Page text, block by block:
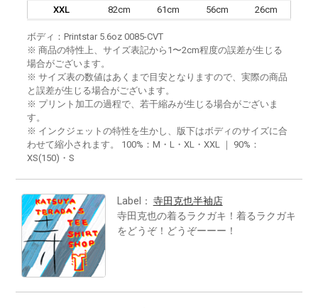
XXL 82cm 61cm 56cm 26cm
ボディ：Printstar 5.6oz 0085-CVT
※ 商品の特性上、サイズ表記から1〜2cm程度の誤差が生じる
場合がございます。
※ サイズ表の数値はあくまで目安となりますので、実際の商品
と誤差が生じる場合がございます。
※ プリント加工の過程で、若干縮みが生じる場合がございま
す。
※ インクジェットの特性を生かし、版下はボディのサイズに合
わせて縮小されます。 100%：M・L・XL・XXL ｜ 90%：
XS(150)・S
Label： 寺田克也半袖店
寺田克也の着るラクガキ！着るラクガキ
をどうぞ！どうぞーーー！